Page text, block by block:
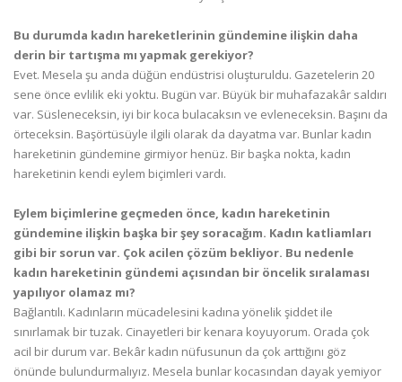
Bu durumda kadın hareketlerinin gündemine ilişkin daha
derin bir tartışma mı yapmak gerekiyor?
Evet. Mesela şu anda düğün endüstrisi oluşturuldu. Gazetelerin 20
sene önce evlilik eki yoktu. Bugün var. Büyük bir muhafazakâr saldırı
var. Süsleneceksin, iyi bir koca bulacaksın ve evleneceksin. Başını da
örteceksin. Başörtüsüyle ilgili olarak da dayatma var. Bunlar kadın
hareketinin gündemine girmiyor henüz. Bir başka nokta, kadın
hareketinin kendi eylem biçimleri vardı.
Eylem biçimlerine geçmeden önce, kadın hareketinin
gündemine ilişkin başka bir şey soracağım. Kadın katliamları
gibi bir sorun var. Çok acilen çözüm bekliyor. Bu nedenle
kadın hareketinin gündemi açısından bir öncelik sıralaması
yapılıyor olamaz mı?
Bağlantılı. Kadınların mücadelesini kadına yönelik şiddet ile
sınırlamak bir tuzak. Cinayetleri bir kenara koyuyorum. Orada çok
acil bir durum var. Bekâr kadın nüfusunun da çok arttığını göz
önünde bulundurmalıyız. Mesela bunlar kocasından dayak yemiyor